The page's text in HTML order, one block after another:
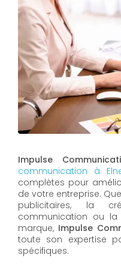
Impulse
communication à
complètes pour
de votre entreprise.
publicitaires, la
communication ou
marque, Impulse
toute son expertise
spécifiques.